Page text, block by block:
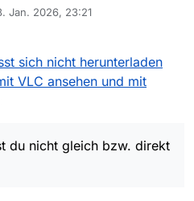
Link und MV nicht?
aus, während JD alles
kann. MV listet genau jene
in seiner API als HD-Adresse
Jan. 2026, 23:21
von
sich nicht herunterladen
VLC ansehen und mit
du nicht gleich bzw. direkt